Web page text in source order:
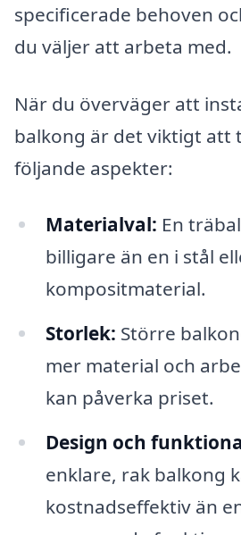
specificerade behoven
du väljer att arbeta med.
När du överväger att
balkong är det viktigt att
följande aspekter:
Materialval: En
billigare än en i stål
kompositmaterial.
Storlek: Större
mer material och
kan påverka priset.
Design och
enklare, rak balkong
kostnadseffektiv än